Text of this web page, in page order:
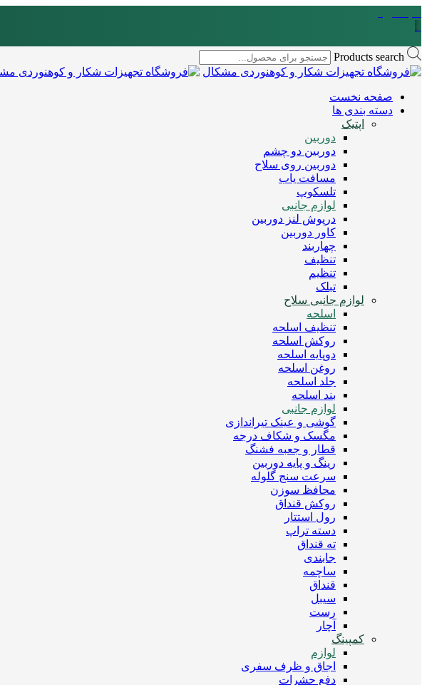
Products search
صفحه نخست
دسته بندی ها
اپتیک
دوربین
دوربین دو چشم
دوربین روی سلاح
مسافت یاب
تلسکوپ
لوازم جانبی
درپوش لنز دوربین
کاور دوربین
چهاربند
تنظیف
تنظیم
تبلک
لوازم جانبی سلاح
اسلحه
تنظیف اسلحه
روکش اسلحه
دوپایه اسلحه
روغن اسلحه
جلد اسلحه
بند اسلحه
لوازم جانبی
گوشی و عینک تیراندازی
مگسک و شکاف درجه
قطار و جعبه فشنگ
رینگ و پایه دوربین
سرعت سنج گلوله
محافظ سوزن
روکش قنداق
رول استتار
دسته تراپ
ته قنداق
جابندی
ساچمه
قنداق
سیبل
رست
آچار
کمپینگ
لوازم
اجاق و ظرف سفری
دفع حشرات